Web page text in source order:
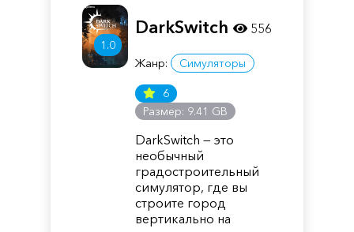
1.0
DarkSwitch
Жанр: Симуляторы
6
Размер: 9.41 GB
DarkSwitch — это
необычный
градостроительный
симулятор, где вы
строите город
вертикально на
556